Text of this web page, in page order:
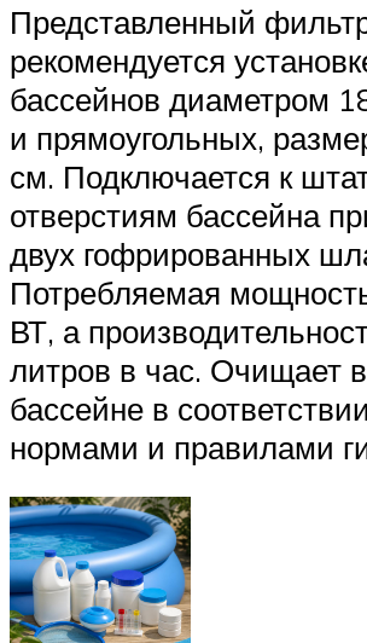
Представленный
рекомендуется
бассейнов диаметром
и прямоугольных,
см. Подключается к
отверстиям бассейна
двух гофрированных
Потребляемая
ВТ, а
литров в час. Очищает
бассейне в
нормами и правилами